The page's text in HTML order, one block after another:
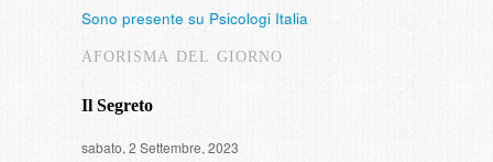
Sono presente su Psicologi Italia
AFORISMA DEL GIORNO
Il Segreto
sabato, 2 Settembre, 2023